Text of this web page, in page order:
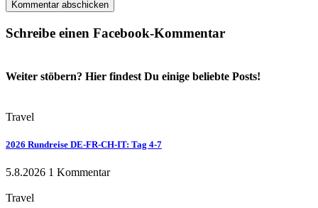
Schreibe einen Facebook-Kommentar
Weiter stöbern? Hier findest Du einige beliebte Posts!
Travel
2026 Rundreise DE-FR-CH-IT: Tag 4-7
5.8.2026 1 Kommentar
Travel